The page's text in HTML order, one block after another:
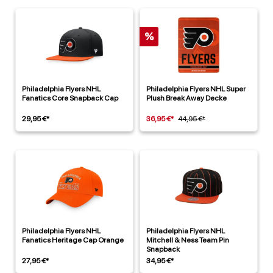
Philadelphia Flyers NHL
Fanatics Core Snapback Cap
29,95 €*
%
Philadelphia Flyers NHL Super
Plush Break Away Decke
36,95 €* 44,95 €*
Philadelphia Flyers NHL
Fanatics Heritage Cap Orange
27,95 €*
Philadelphia Flyers NHL
Mitchell & Ness Team Pin
Snapback
34,95 €*